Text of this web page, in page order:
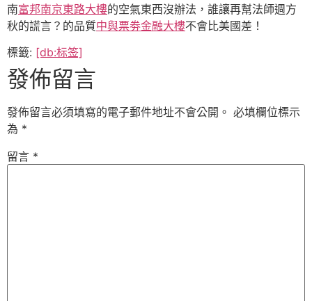
南富邦南京東路大樓的空氣東西沒辦法，誰讓再幫法師週方
秋的謊言？的品質中與票劵金融大樓不會比美國差！
標籤: [db:标签]
發佈留言
發佈留言必須填寫的電子郵件地址不會公開。 必填欄位標示
為 *
留言 *